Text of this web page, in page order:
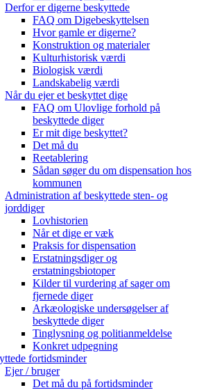
Derfor er digerne beskyttede
FAQ om Digebeskyttelsen
Hvor gamle er digerne?
Konstruktion og materialer
Kulturhistorisk værdi
Biologisk værdi
Landskabelig værdi
Når du ejer et beskyttet dige
FAQ om Ulovlige forhold på
beskyttede diger
Er mit dige beskyttet?
Det må du
Reetablering
Sådan søger du om dispensation hos
kommunen
Administration af beskyttede sten- og
jorddiger
Lovhistorien
Når et dige er væk
Praksis for dispensation
Erstatningsdiger og
erstatningsbiotoper
Kilder til vurdering af sager om
fjernede diger
Arkæologiske undersøgelser af
beskyttede diger
Tinglysning og politianmeldelse
Konkret udpegning
fortidsminder
Ejer / bruger
Det må du på fortidsminder